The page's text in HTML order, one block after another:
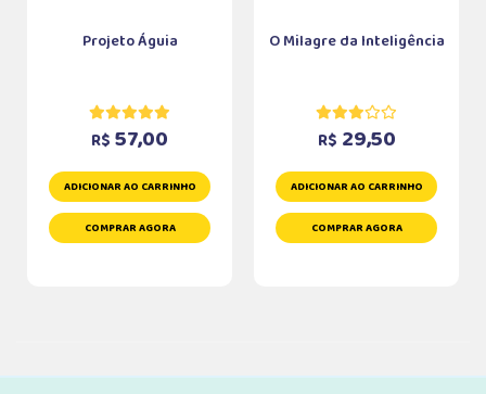
Projeto Águia
R$ 57,00
ADICIONAR AO CARRINHO
COMPRAR AGORA
O Milagre da Inteligência
R$ 29,50
ADICIONAR AO CARRINHO
COMPRAR AGORA